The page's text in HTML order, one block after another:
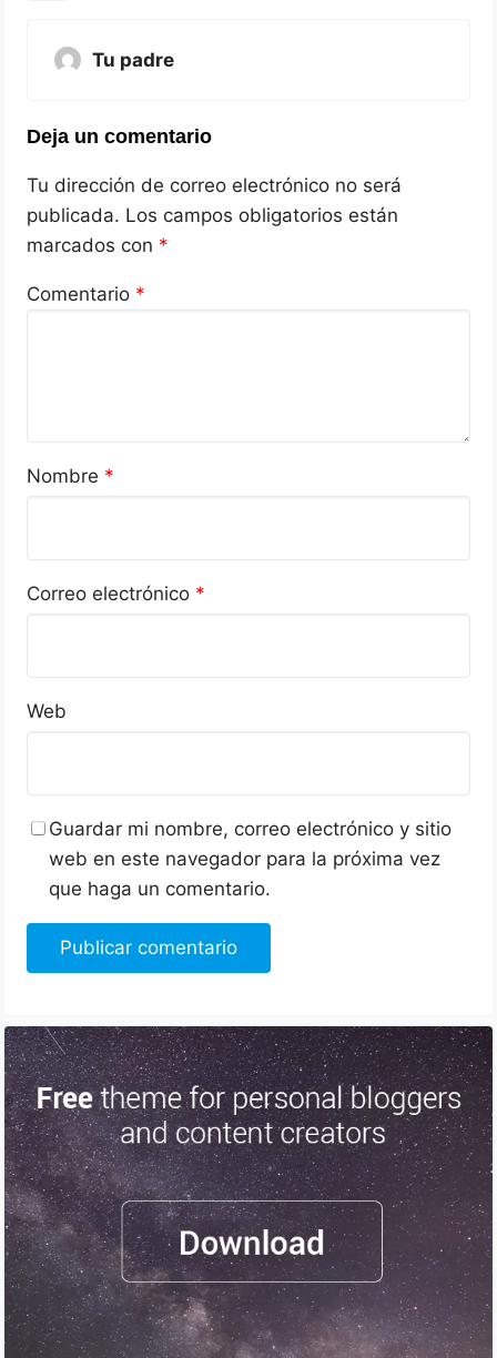
Tu padre
Deja un comentario
Tu dirección de correo electrónico no será
publicada. Los campos obligatorios están
marcados con *
Comentario *
Nombre *
Correo electrónico *
Web
Guardar mi nombre, correo electrónico y sitio
web en este navegador para la próxima vez
que haga un comentario.